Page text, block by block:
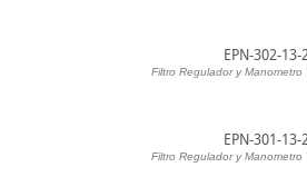
EPN-302-13-
Filtro Regulador y Manometro
EPN-301-13-
Filtro Regulador y Manometro